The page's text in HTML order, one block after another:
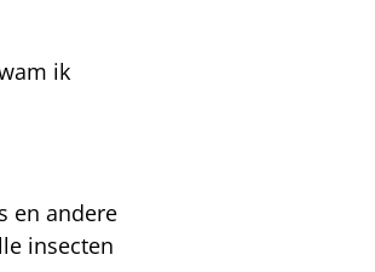
ik
en andere
insecten